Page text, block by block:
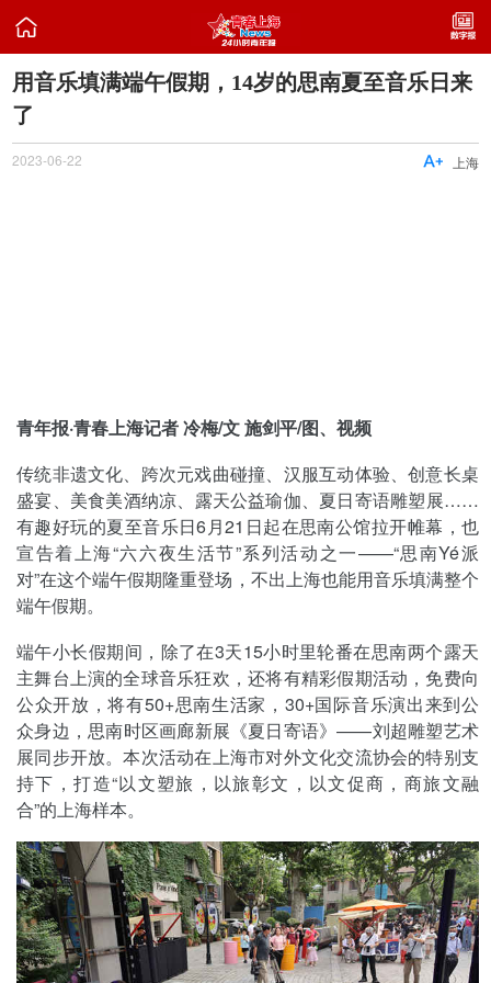

用音乐填满端午假期，14岁的思南夏至音乐日来
了
2023-06-22 上海

青年报·青春上海记者 冷梅/文 施剑平/图、视频
传统非遗文化、跨次元戏曲碰撞、汉服互动体验、创意长桌
盛宴、美食美酒纳凉、露天公益瑜伽、夏日寄语雕塑展……
有趣好玩的夏至音乐日6月21日起在思南公馆拉开帷幕，也
宣告着上海“六六夜生活节”系列活动之一——“思南Yé派
对”在这个端午假期隆重登场，不出上海也能用音乐填满整个
端午假期。
端午小长假期间，除了在3天15小时里轮番在思南两个露天
主舞台上演的全球音乐狂欢，还将有精彩假期活动，免费向
公众开放，将有50+思南生活家，30+国际音乐演出来到公
众身边，思南时区画廊新展《夏日寄语》——刘超雕塑艺术
展同步开放。本次活动在上海市对外文化交流协会的特别支
持下，打造“以文塑旅，以旅彰文，以文促商，商旅文融
合”的上海样本。